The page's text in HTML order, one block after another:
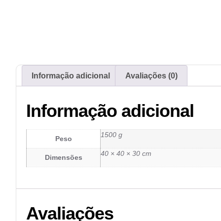
Informação adicional Avaliações (0)
Informação adicional
Peso 1500 g
Dimensões 40 × 40 × 30 cm
Avaliações